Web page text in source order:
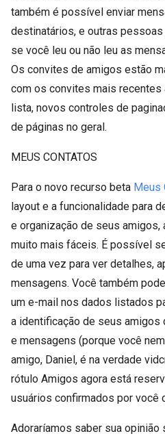
também é possível enviar
destinatários, e outras
se você leu ou não leu as
Os convites de amigos estão
com os convites mais recentes
lista, novos controles de
de páginas no geral.
MEUS CONTATOS
Para o novo recurso beta Meus
layout e a funcionalidade para
e organização de seus
muito mais fáceis. É possível
de uma vez para ver detalhes,
mensagens. Você também
um e-mail nos dados listados
a identificação de seus amigos
e mensagens (porque você
amigo, Daniel, é na verdade
rótulo Amigos agora está
usuários confirmados por você
Adoraríamos saber sua